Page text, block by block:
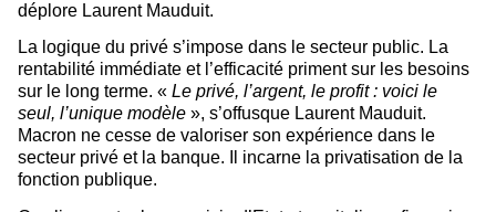
déplore Laurent Mauduit.
La logique du privé s’impose dans le secteur public. La
rentabilité immédiate et l’efficacité priment sur les besoins
sur le long terme. « Le privé, l’argent, le profit : voici le
seul, l’unique modèle », s’offusque Laurent Mauduit.
Macron ne cesse de valoriser son expérience dans le
secteur privé et la banque. Il incarne la privatisation de la
fonction publique.